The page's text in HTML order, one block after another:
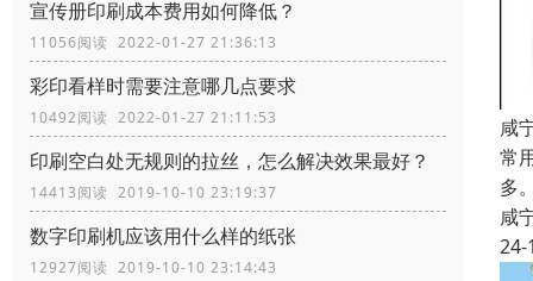
宣传册印刷成本费用如何降低？
11056阅读 2022-01-27 21:36:13
彩印看样时需要注意哪几点要求
10492阅读 2022-01-27 21:11:53
印刷空白处无规则的拉丝，怎么解决效果最好？
14413阅读 2019-10-10 23:19:37
数字印刷机应该用什么样的纸张
12927阅读 2019-10-10 23:14:43
咸
常
多
咸
24-